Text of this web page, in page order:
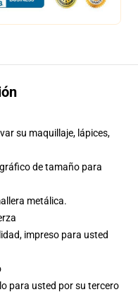
su maquillaje, lápices,
de tamaño para
metálica.
impreso para usted
para usted por su tercero